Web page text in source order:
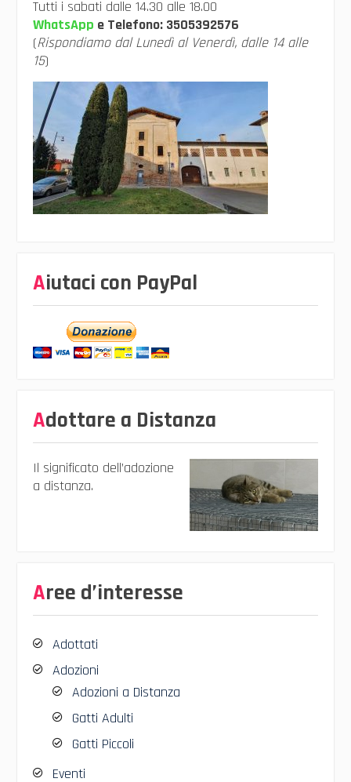
Tutti i sabati dalle 14.30 alle 18.00
WhatsApp e Telefono: 3505392576
(Rispondiamo dal Lunedì al Venerdì, dalle 14 alle
15)
Aiutaci con PayPal
Adottare a Distanza
Il significato dell’adozione
a distanza.
Aree d’interesse
Adottati
Adozioni
Adozioni a Distanza
Gatti Adulti
Gatti Piccoli
Eventi